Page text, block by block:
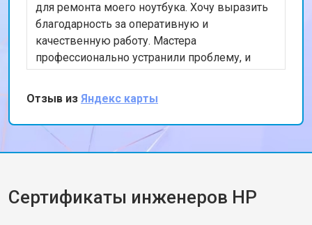
для ремонта моего ноутбука. Хочу выразить
благодарность за оперативную и
качественную работу. Мастера
профессионально устранили проблему, и
теперь мой ноутбук работает безупречно.
Особенно порадовало, что ремонт был
выполнен в тот же день. Спасибо за вашу
работу!
Отзыв из Яндекс карты
Сертификаты инженеров HP